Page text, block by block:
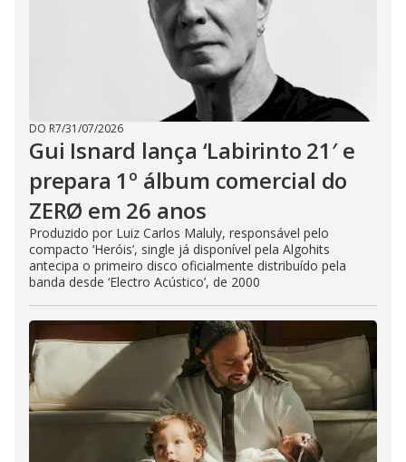
DO R7/31/07/2026
Gui Isnard lança ‘Labirinto 21′ e
prepara 1º álbum comercial do
ZERØ em 26 anos
Produzido por Luiz Carlos Maluly, responsável pelo
compacto ‘Heróis’, single já disponível pela Algohits
antecipa o primeiro disco oficialmente distribuído pela
banda desde ‘Electro Acústico’, de 2000